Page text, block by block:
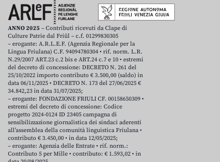
ANNO 2025 – Contributi ricevuti da Clape di
Culture Patrie dal Friûl – c.f. 01299830305
– erogante: A.R.L.E.F. (Agenzia Regionale per la
Lingua Friulana) C.F. 94094780304 • rif. norm. L.R.
N.29/2007 ART.23 c.2 bis e ART.24 c.7 e 10 • estremi
del decreto di concessione: DECRETO N. 261 del
25/10/2022 importo contributo € 3.500,00 (saldo) in
data 06/11/2025 • DECRETO N. 173 del 27/06/2025 €
34.842,23 in data 31/07/2025;
– erogante: FONDAZIONE FRIULI CF. 00158650309 •
estremi del decreto di concessione: Codice
progetto 2024-0124 ID 23405 campagna di
sensibilizzazione giornalistica dei sindaci aderenti
all’assemblea della comunità linguistica Friulana •
contributo € 3.450,00 • in data 12/05/2025;
– erogante: Agenzia delle Entrate • rif. norm.:
Contributo 5 per Mille • contributo: € 1.593,02 • in